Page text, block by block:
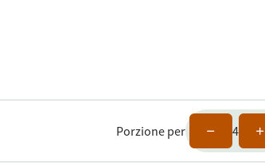
Porzione per 4